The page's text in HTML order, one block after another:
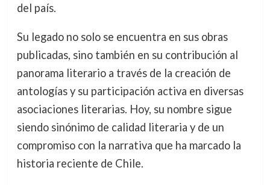
del país.
Su legado no solo se encuentra en sus obras
publicadas, sino también en su contribución al
panorama literario a través de la creación de
antologías y su participación activa en diversas
asociaciones literarias. Hoy, su nombre sigue
siendo sinónimo de calidad literaria y de un
compromiso con la narrativa que ha marcado la
historia reciente de Chile.